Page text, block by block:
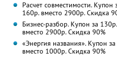
Расчет совместимости. Купон
160р. вместо 2900р. Скидка
Бизнес-разбор. Купон за
вместо 2900р. Скидка 90%
«Энергия названия». Купон
вместо 1000р. Скидка 90%